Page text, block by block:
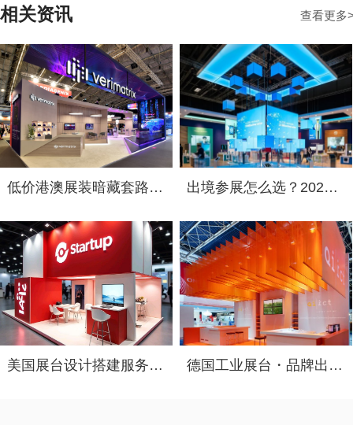
相关资讯 查看更多
低价港澳展装暗藏套路！2026 跨境展览设计：通关额外花费避雷指南 出境参展怎么选？2026 海外展台设计搭建公司综合实力盘点
美国展台设计搭建服务选择指南：出境参展中国企业必读 德国工业展台・品牌出海跃升：2026年德国展台设计搭建服务商选择指南